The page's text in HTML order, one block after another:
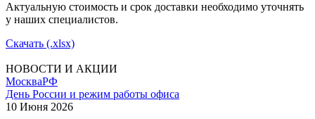
Актуальную стоимость и срок доставки необходимо уточнять
у наших специалистов.
Скачать (.xlsx)
НОВОСТИ И АКЦИИ
МоскваРФ
День России и режим работы офиса
10 Июня 2026